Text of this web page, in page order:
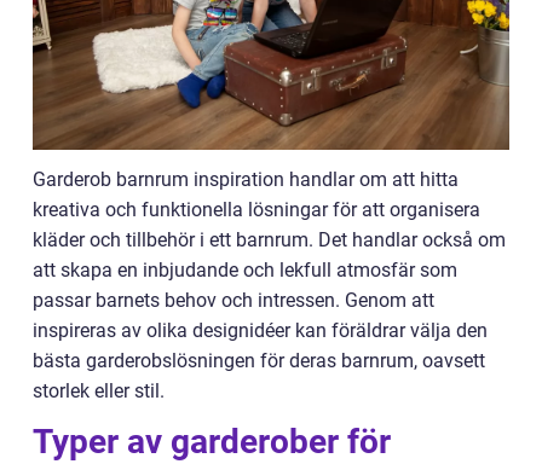
Garderob barnrum inspiration handlar om att hitta
kreativa och funktionella lösningar för att organisera
kläder och tillbehör i ett barnrum. Det handlar också om
att skapa en inbjudande och lekfull atmosfär som
passar barnets behov och intressen. Genom att
inspireras av olika designidéer kan föräldrar välja den
bästa garderobslösningen för deras barnrum, oavsett
storlek eller stil.
Typer av garderober för